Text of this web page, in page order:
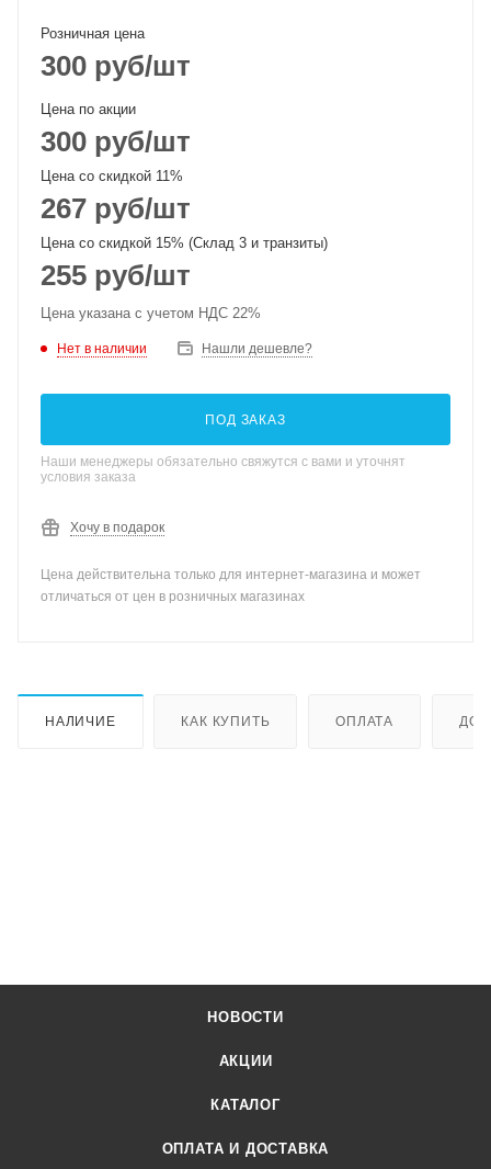
Розничная цена
300 руб/шт
Цена по акции
300 руб/шт
Цена со скидкой 11%
267 руб/шт
Цена со скидкой 15% (Склад 3 и транзиты)
255 руб/шт
Цена указана с учетом НДС 22%
Нет в наличии Нашли дешевле?
ПОД ЗАКАЗ
Наши менеджеры обязательно свяжутся с вами и уточнят
условия заказа
Хочу в подарок
Цена действительна только для интернет-магазина и может
отличаться от цен в розничных магазинах
НАЛИЧИЕ КАК КУПИТЬ ОПЛАТА
НОВОСТИ
АКЦИИ
КАТАЛОГ
ОПЛАТА И ДОСТАВКА